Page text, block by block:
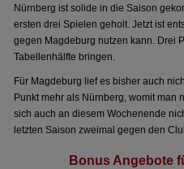
Nürnberg ist solide in die Saison
ersten drei Spielen geholt. Jetzt ist
gegen Magdeburg nutzen kann. Drei
Tabellenhälfte bringen.
Für Magdeburg lief es bisher auch
Punkt mehr als Nürnberg, womit man
sich auch an diesem Wochenende
letzten Saison zweimal gegen den
Bonus Angebote